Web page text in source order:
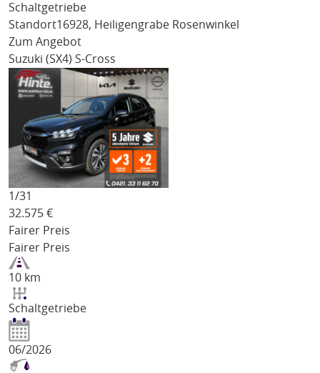
Schaltgetriebe
Standort16928, Heiligengrabe Rosenwinkel
Zum Angebot
Suzuki (SX4) S-Cross
1/31
32.575 €
Fairer Preis
Fairer Preis
10 km
Schaltgetriebe
06/2026